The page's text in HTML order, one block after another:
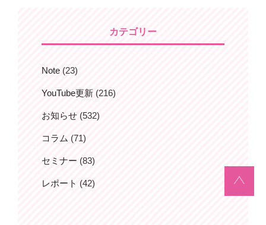
カテゴリー
Note (23)
YouTube更新 (216)
お知らせ (532)
コラム (71)
セミナー (83)
レポート (42)